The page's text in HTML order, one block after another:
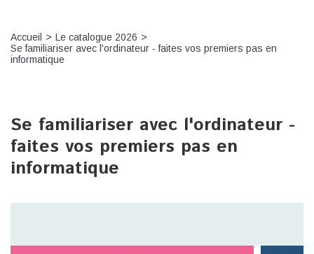
Accueil
Le catalogue 2026
Se familiariser avec l'ordinateur - faites vos premiers pas en
informatique
Se familiariser avec l'ordinateur -
faites vos premiers pas en
informatique